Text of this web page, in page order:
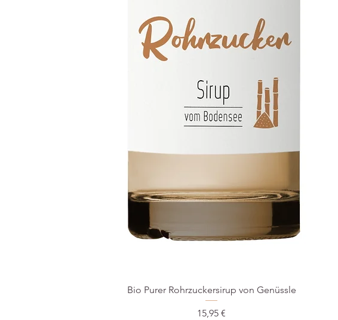
Bio Purer Rohrzuckersirup von Genüssle
Preis
15,95 €